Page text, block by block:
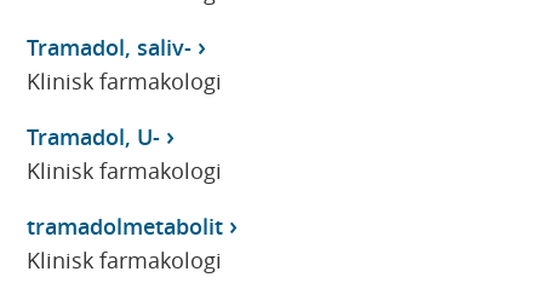
Tramadol, saliv-
Klinisk farmakologi
Tramadol, U-
Klinisk farmakologi
tramadolmetabolit
Klinisk farmakologi